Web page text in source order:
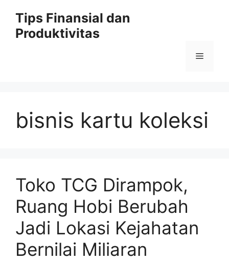
content
Tips Finansial dan
Produktivitas
Menu
bisnis kartu koleksi
Toko TCG Dirampok,
Ruang Hobi Berubah
Jadi Lokasi Kejahatan
Bernilai Miliaran